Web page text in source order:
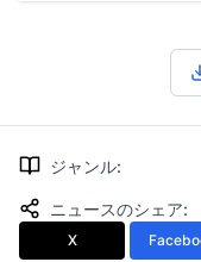
ジャンル:
ニュースのシェア:
X